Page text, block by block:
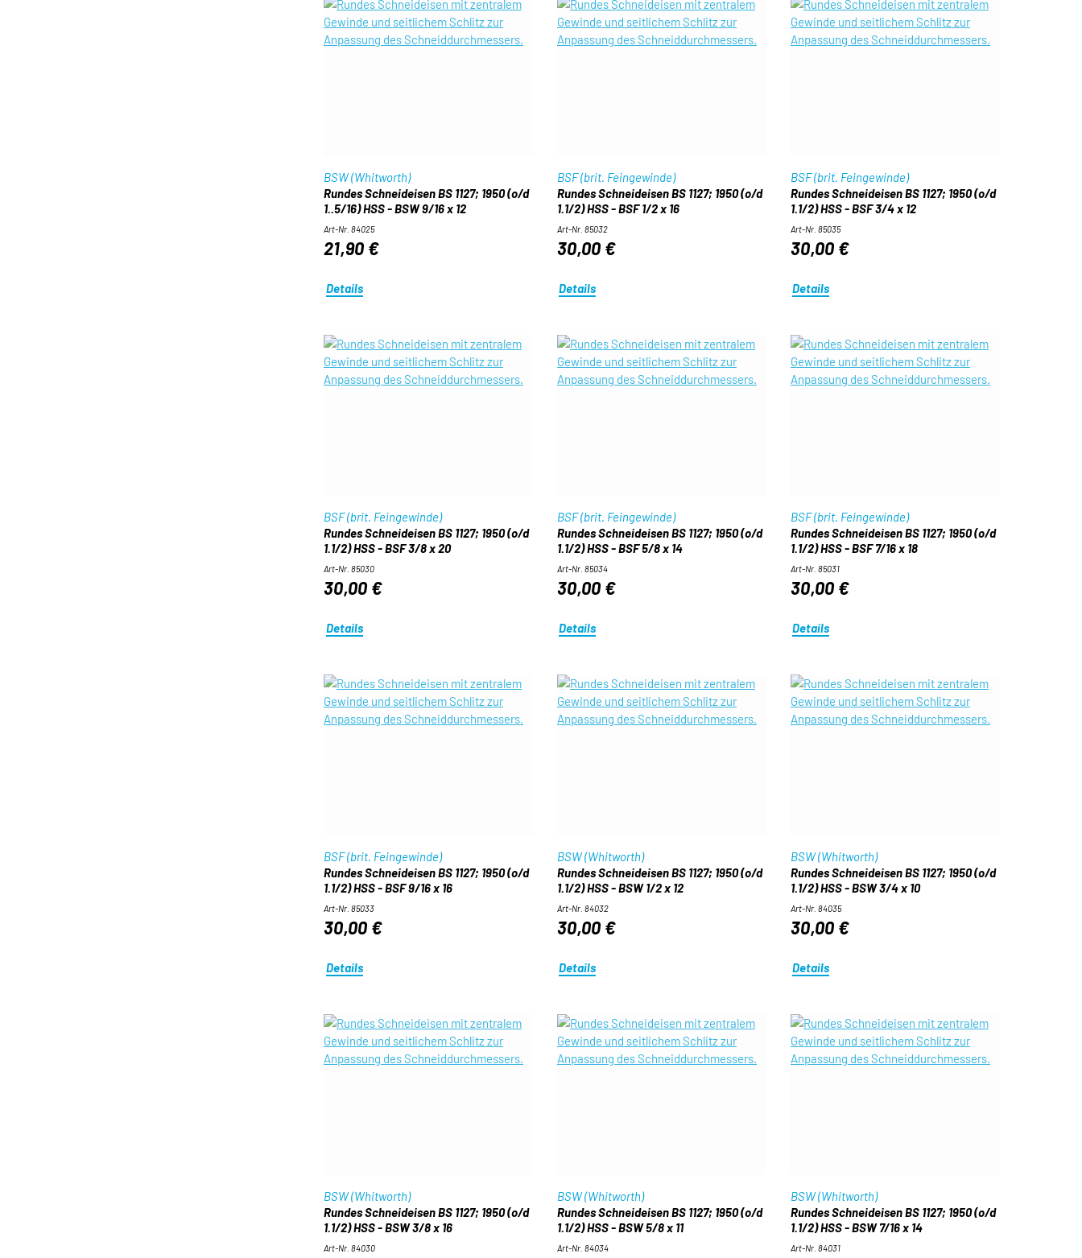
BSW (Whitworth)
Rundes Schneideisen BS 1127; 1950 (o/d
1..5/16) HSS - BSW 9/16 x 12
Art-Nr. 84025
21,90 €
Details
BSF (brit. Feingewinde)
Rundes Schneideisen BS 1127; 1950 (o/d
1.1/2) HSS - BSF 1/2 x 16
Art-Nr. 85032
30,00 €
Details
BSF (brit. Feingewinde)
Rundes Schneideisen BS 1127; 1950 (o/d
1.1/2) HSS - BSF 3/4 x 12
Art-Nr. 85035
30,00 €
Details
BSF (brit. Feingewinde)
Rundes Schneideisen BS 1127; 1950 (o/d
1.1/2) HSS - BSF 3/8 x 20
Art-Nr. 85030
30,00 €
Details
BSF (brit. Feingewinde)
Rundes Schneideisen BS 1127; 1950 (o/d
1.1/2) HSS - BSF 5/8 x 14
Art-Nr. 85034
30,00 €
Details
BSF (brit. Feingewinde)
Rundes Schneideisen BS 1127; 1950 (o/d
1.1/2) HSS - BSF 7/16 x 18
Art-Nr. 85031
30,00 €
Details
BSF (brit. Feingewinde)
Rundes Schneideisen BS 1127; 1950 (o/d
1.1/2) HSS - BSF 9/16 x 16
Art-Nr. 85033
30,00 €
Details
BSW (Whitworth)
Rundes Schneideisen BS 1127; 1950 (o/d
1.1/2) HSS - BSW 1/2 x 12
Art-Nr. 84032
30,00 €
Details
BSW (Whitworth)
Rundes Schneideisen BS 1127; 1950 (o/d
1.1/2) HSS - BSW 3/4 x 10
Art-Nr. 84035
30,00 €
Details
BSW (Whitworth)
Rundes Schneideisen BS 1127; 1950 (o/d
1.1/2) HSS - BSW 3/8 x 16
Art-Nr. 84030
BSW (Whitworth)
Rundes Schneideisen BS 1127; 1950 (o/d
1.1/2) HSS - BSW 5/8 x 11
Art-Nr. 84034
BSW (Whitworth)
Rundes Schneideisen BS 1127; 1950 (o/d
1.1/2) HSS - BSW 7/16 x 14
Art-Nr. 84031